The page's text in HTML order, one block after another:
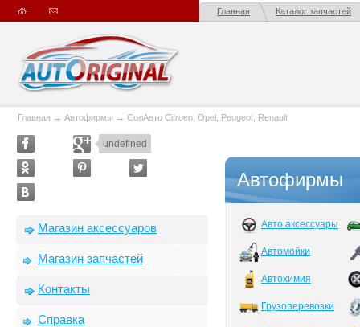
Главная Каталог запчастей
Главная → Автофирмы → СолАвто Citroen, Opel, Peugeot, Renault
undefined
Магазин аксессуаров
Магазин запчастей
Контакты
Справка
Автофирмы
Авто аксессуары
Автомойки
Автохимия
Грузоперевозки